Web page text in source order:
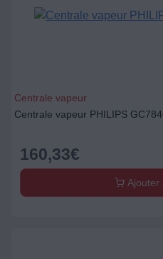
Centrale vapeur
Centrale vapeur PHILIPS
160,33€
Ajouter